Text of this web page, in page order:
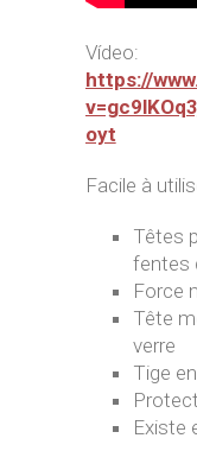
Vídeo:
https://
oyt
Facile à
Têtes
fentes
Force
Tête
verre
Tige
Existe